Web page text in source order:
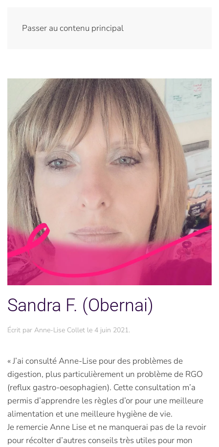
Passer au contenu principal
Sandra F. (Obernai)
Écrit par Anne-Lise Collet le 4 juin 2021.
« J’ai consulté Anne-Lise pour des problèmes de
digestion, plus particulièrement un problème de RGO
(reflux gastro-oesophagien). Cette consultation m’a
permis d’apprendre les règles d’or pour une meilleure
alimentation et une meilleure hygiène de vie.
Je remercie Anne Lise et ne manquerai pas de la revoir
pour récolter d’autres conseils très utiles pour mon